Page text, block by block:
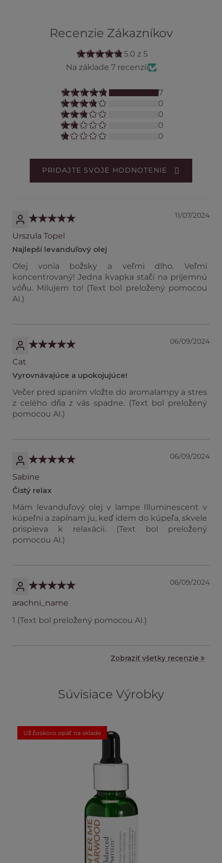
Recenzie Zákazníkov
5.0 z 5
Na základe 7 recenzií
7
0
0
0
0
PRIDAJTE SVOJE HODNOTENIE
11/07/2024
Urszula Topel
Najlepší levanduľový olej
Olej vonia božsky a veľmi dlho. Veľmi
koncentrovaný! Jedna kvapka stačí na príjemnú
vôňu. Milujem to! (Text bol preložený pomocou
AI.)
06/09/2024
Cat
Vyrovnávajúce a upokojujúce!
Večer pred spaním vložte do aromalampy a stres
z celého dňa z vás spadne. (Text bol preložený
pomocou AI.)
06/09/2024
Sabine
Čistý relax
Mám levanduľový olej v lampe Illuminescent v
kúpeľni a zapínam ju, keď idem do kúpeľa, skvele
prispieva k relaxácii. (Text bol preložený
pomocou AI.)
06/09/2024
arachni_name
1 (Text bol preložený pomocou AI.)
Zobraziť všetky recenzie
Súvisiace Výrobky
Už čoskoro opäť na sklade